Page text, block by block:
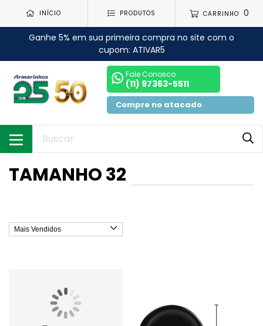
INÍCIO PRODUTOS CARRINHO 0
Ganhe 5% em sua primeira compra no site com o
cupom: ATIVAR5
Fale Conosco
(11) 97363-5511
Compre no atacado
TAMANHO 32